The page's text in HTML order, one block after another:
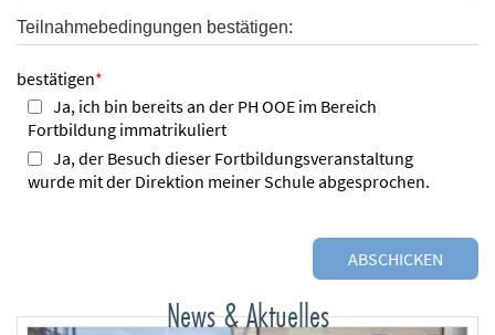
Teilnahmebedingungen bestätigen:
bestätigen*
Ja, ich bin bereits an der PH OOE im Bereich
Fortbildung immatrikuliert
Ja, der Besuch dieser Fortbildungsveranstaltung
wurde mit der Direktion meiner Schule abgesprochen.
News & Aktuelles